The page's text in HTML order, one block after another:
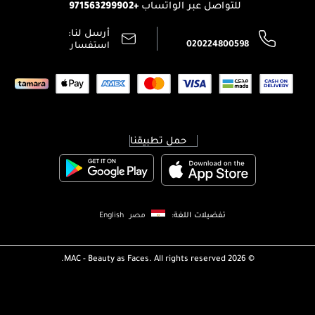
الشروط و الأحكامللتواصل عبر الواتساب+971563299902
020224800598
أرسل لنا:
استفسار
حمل تطبيقنا
تفضيلات اللغة: مصر English
2026 ©
MAC - Beauty as Faces. All rights reserved.